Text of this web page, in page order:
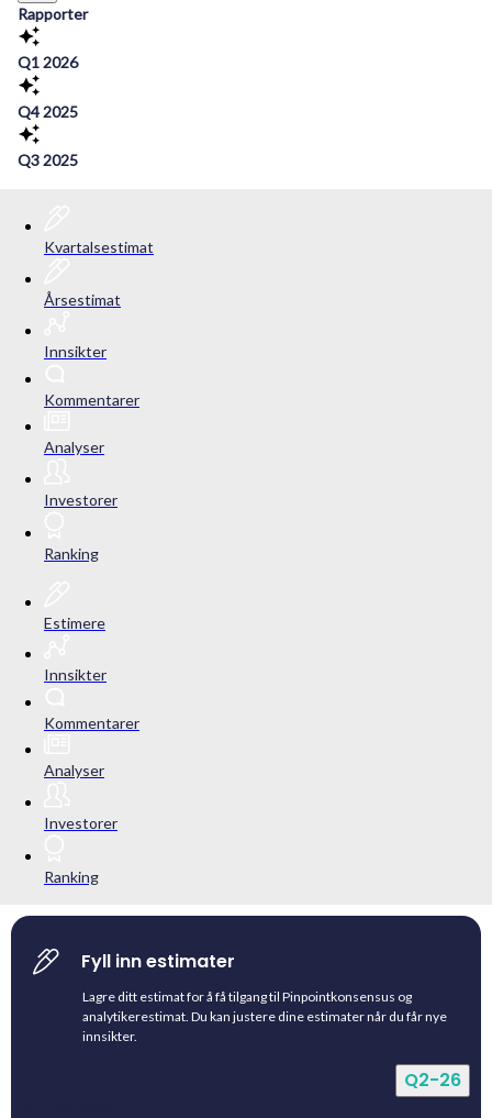
Rapporter
Q1 2026
Q4 2025
Q3 2025
Kvartalsestimat
Årsestimat
Innsikter
Kommentarer
Analyser
Investorer
Ranking
Estimere
Innsikter
Kommentarer
Analyser
Investorer
Ranking
Fyll inn estimater
Lagre ditt estimat for å få tilgang til Pinpointkonsensus og
analytikerestimat. Du kan justere dine estimater når du får nye
innsikter.
Q2-26